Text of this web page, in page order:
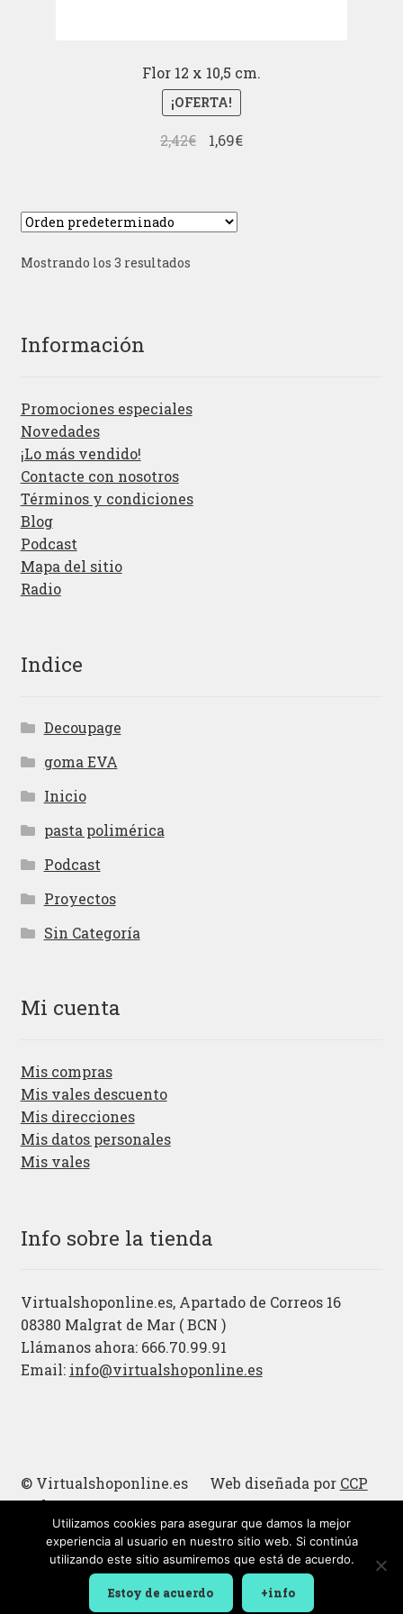
Flor 12 x 10,5 cm.
¡OFERTA!
2,42€
El
2,42€.
1,69€El
Mostrando los 3 resultados
Información
Promociones especiales
Novedades
¡Lo más vendido!
Contacte con nosotros
Términos y condiciones
Blog
Podcast
Mapa del sitio
Radio
Indice
Decoupage
goma EVA
Inicio
pasta polimérica
Podcast
Proyectos
Sin Categoría
Mi cuenta
Mis compras
Mis vales descuento
Mis direcciones
Mis datos personales
Mis vales
Info sobre la tienda
Virtualshoponline.es, Apartado de Correos 16
08380 Malgrat de Mar ( BCN )
Llámanos ahora: 666.70.99.91
Email: info@virtualshoponline.es
© Virtualshoponline.es Web diseñada por CCP
Cadena
Cucharas de madera
Utilizamos cookies para asegurar que damos la mejor
experiencia al usuario en nuestro sitio web. Si continúa
utilizando este sitio asumiremos que está de acuerdo.
Estoy de acuerdo +info